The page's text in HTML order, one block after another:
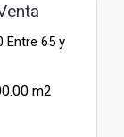
65 y
m2